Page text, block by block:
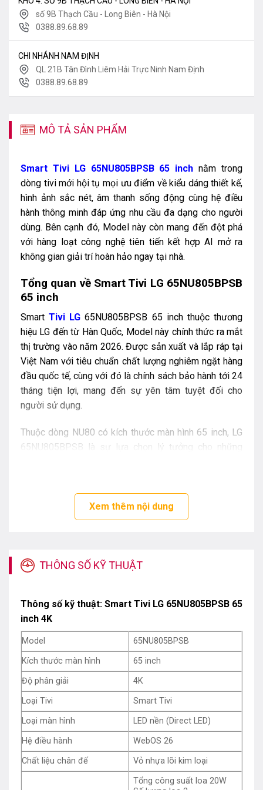
số 9B Thạch Cầu - Long Biên - Hà Nội
0388.89.68.89
CHI NHÁNH NAM ĐỊNH
QL 21B Tân Đình Liêm Hải Trực Ninh Nam Định
0388.89.68.89
MÔ TẢ SẢN PHẨM
Smart Tivi LG 65NU805BPSB 65 inch nằm trong
dòng tivi mới hội tụ mọi ưu điểm về kiểu dáng thiết kế,
hình ảnh sắc nét, âm thanh sống động cùng hệ điều
hành thông minh đáp ứng nhu cầu đa dạng cho người
dùng. Bên cạnh đó, Model này còn mang đến đột phá
với hàng loạt công nghệ tiên tiến kết hợp AI mở ra
không gian giải trí hoàn hảo ngay tại nhà.
Tổng quan về Smart Tivi LG 65NU805BPSB
65 inch
SmartTivi LG 65NU805BPSB 65 inch thuộc thương
hiệu LG đến từ Hàn Quốc, Model này chính thức ra mắt
thị trường vào năm 2026. Được sản xuất và lắp ráp tại
Việt Nam với tiêu chuẩn chất lượng nghiêm ngặt hàng
đầu quốc tế, cùng với đó là chính sách bảo hành tới 24
tháng tiện lợi, mang đến sự yên tâm tuyệt đối cho
người sử dụng.
Thuộc dòng NU80 có kích thước màn hình 65 inch, LG
65NU805BPSB là sự lựa chọn lý tưởng cho những
Những ưu điểm nổi bật trên Smart Tivi LG
65NU805BPSB 65 inch
Tivi LG 65NU805BPSB sở hữu thiết kế đầy tối giản nhưng
không kém phần hiện đại chuẩn phong cách Slim Design,
kết hợp cùng với đó là 3 cạnh viền siêu mỏng tạo sự liền
mạch trong mọi không gian nội thất, đồng thời giúp nâng
tầm trải nghiệm nghe – nhìn hoàn hảo hơn bao giờ hết.
Phần chân đế thiết kế thanh mảnh nhưng vẫn đảm bảo
độ vững chắc khi đặt trên bề mặt kệ tủ, ngoài ra, người
Xem thêm nội dung
THÔNG SỐ KỸ THUẬT
Thông số kỹ thuật: Smart Tivi LG 65NU805BPSB 65
inch 4K
Model
65NU805BPSB
Kích thước màn hình
65 inch
Độ phân giải
4K
Loại Tivi
Smart Tivi
Loại màn hình
LED nền (Direct LED)
Hệ điều hành
WebOS 26
Chất liệu chân đế
Vỏ nhựa lõi kim loại
Tổng công suất loa 20W